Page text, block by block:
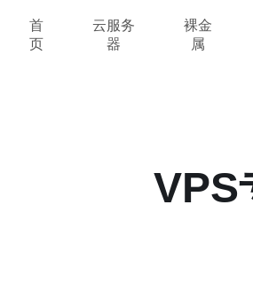
首
页
云服务
器
裸金
属
VPS